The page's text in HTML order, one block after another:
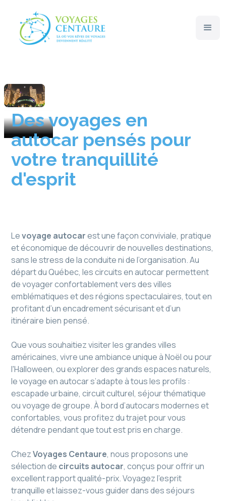
Spécialités
Voyages en Autocar
Des voyages en
autocar pensés pour
votre tranquillité
d'esprit
Levoyage autocarest une façon conviviale, pratique
et économique de découvrir de nouvelles destinations,
sans le stress de la conduite ni de l’organisation. Au
départ du Québec, les circuits en autocar permettent
de voyager confortablement vers des villes
emblématiques et des régions spectaculaires, tout en
profitant d’un encadrement sécurisant et d’un
itinéraire bien pensé.
Que vous souhaitiez visiter les grandes villes
américaines, vivre une ambiance unique à Noël ou pour
l'Halloween, ou explorer des grands espaces naturels,
le voyage en autocar s’adapte à tous les profils :
escapade urbaine, circuit culturel, séjour thématique
ou voyage de groupe. À bord d’autocars modernes et
confortables, vous profitez du trajet pour vous
détendre pendant que tout est pris en charge.
ChezVoyages Centaure, nous proposons une
sélection de circuits autocar, conçus pour offrir un
excellent rapport qualité-prix. Voyagez l’esprit
tranquille et laissez-vous guider dans des séjours